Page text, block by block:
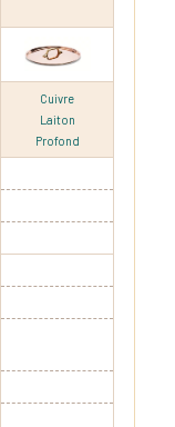
Cuivre
Laiton
Profond